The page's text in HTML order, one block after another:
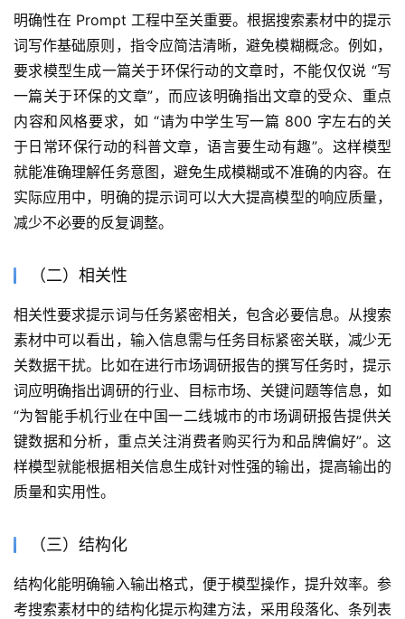
明确性在 Prompt 工程中至关重要。根据搜索素材中的提示
词写作基础原则，指令应简洁清晰，避免模糊概念。例如，
要求模型生成一篇关于环保行动的文章时，不能仅仅说 “写
一篇关于环保的文章”，而应该明确指出文章的受众、重点
内容和风格要求，如 “请为中学生写一篇 800 字左右的关
于日常环保行动的科普文章，语言要生动有趣”。这样模型
就能准确理解任务意图，避免生成模糊或不准确的内容。在
实际应用中，明确的提示词可以大大提高模型的响应质量，
减少不必要的反复调整。
（二）相关性
相关性要求提示词与任务紧密相关，包含必要信息。从搜索
素材中可以看出，输入信息需与任务目标紧密关联，减少无
关数据干扰。比如在进行市场调研报告的撰写任务时，提示
词应明确指出调研的行业、目标市场、关键问题等信息，如
“为智能手机行业在中国一二线城市的市场调研报告提供关
键数据和分析，重点关注消费者购买行为和品牌偏好”。这
样模型就能根据相关信息生成针对性强的输出，提高输出的
质量和实用性。
（三）结构化
结构化能明确输入输出格式，便于模型操作，提升效率。参
考搜索素材中的结构化提示构建方法，采用段落化、条列表